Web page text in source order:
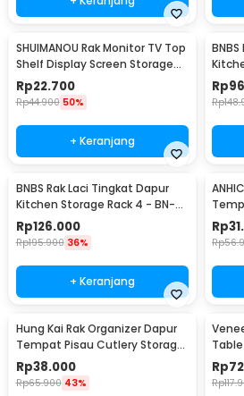
SHUIMANOU Rak Monitor TV Top
Shelf Display Screen Storage
Desk Riser - G255
Rp22.700
Rp44.900 50%
+ Keranjang
2713 /
Rp
Rp
BNBS Rak Laci Tingkat Dapur
Kitchen Storage Rack 4 - BN-
2713 / BN-2714
Rp126.000
Rp195.900 36%
+ Keranjang
Rp
Rp
Hung Kai Rak Organizer Dapur
Tempat Pisau Cutlery Storage
Box - PP23
Rp38.000
Rp65.900 43%
Kayu
Rp
Rp